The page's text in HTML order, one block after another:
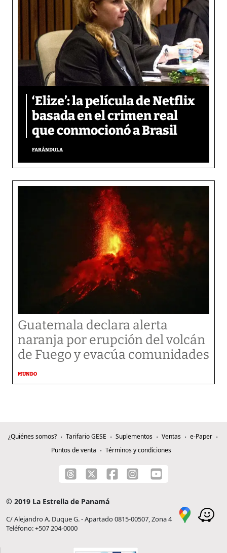
‘Elize’: la película de Netflix
basada en el crimen real
que conmocionó a Brasil
FARÁNDULA
Guatemala declara alerta
naranja por erupción del volcán
de Fuego y evacúa comunidades
MUNDO
¿Quiénes somos? Tarifario GESE Suplementos Ventas
e-Paper
Puntos de venta
Términos y condiciones
© 2019 La Estrella de Panamá
C/ Alejandro A. Duque G. - Apartado 0815-00507, Zona 4
Teléfono: +507 204-0000